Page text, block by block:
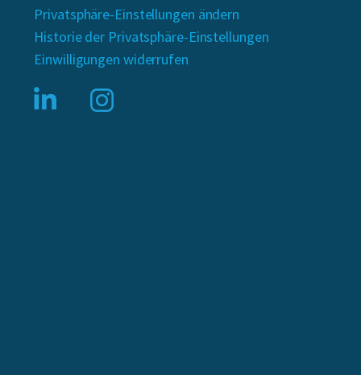
Privatsphäre-Einstellungen ändern
Historie der Privatsphäre-Einstellungen
Einwilligungen widerrufen